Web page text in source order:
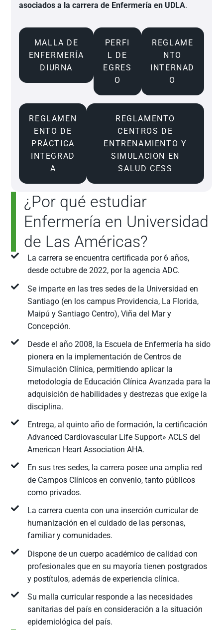
asociados a la carrera de Enfermería en UDLA.
MALLA DE
ENFERMERÍA
DIURNA
PERFI
L DE
EGRES
O
REGLAME
NTO
INTERNAD
O
REGLAMEN
ENTO DE
PRÁCTICA
INTEGRAD
A
REGLAMENTO
CENTROS DE
ENTRENAMIENTO Y
SIMULACION EN
SALUD CESS
¿Por qué estudiar
Enfermería en Universidad
de Las Américas?
La carrera se encuentra certificada por 6 años,
desde octubre de 2022, por la agencia ADC.
Se imparte en las tres sedes de la Universidad en
Santiago (en los campus Providencia, La Florida,
Maipú y Santiago Centro), Viña del Mar y
Concepción.
Desde el año 2008, la Escuela de Enfermería ha sido
pionera en la implementación de Centros de
Simulación Clínica, permitiendo aplicar la
metodología de Educación Clínica Avanzada para la
adquisición de habilidades y destrezas que exige la
disciplina.
Entrega, al quinto año de formación, la certificación
Advanced Cardiovascular Life Support» ACLS del
American Heart Association AHA.
En sus tres sedes, la carrera posee una amplia red
de Campos Clínicos en convenio, tanto públicos
como privados.
La carrera cuenta con una inserción curricular de
humanización en el cuidado de las personas,
familiar y comunidades.
Dispone de un cuerpo académico de calidad con
profesionales que en su mayoría tienen postgrados
y postítulos, además de experiencia clínica.
Su malla curricular responde a las necesidades
sanitarias del país en consideración a la situación
epidemiológica del país.